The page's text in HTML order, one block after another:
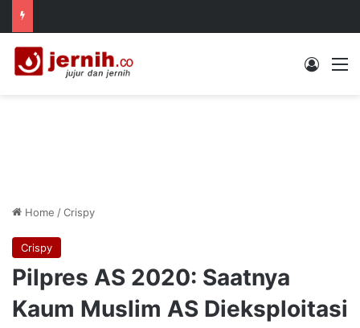
Log In
Home /Crispy
Crispy
Pilpres AS 2020: Saatnya
Kaum Muslim AS Dieksploitasi